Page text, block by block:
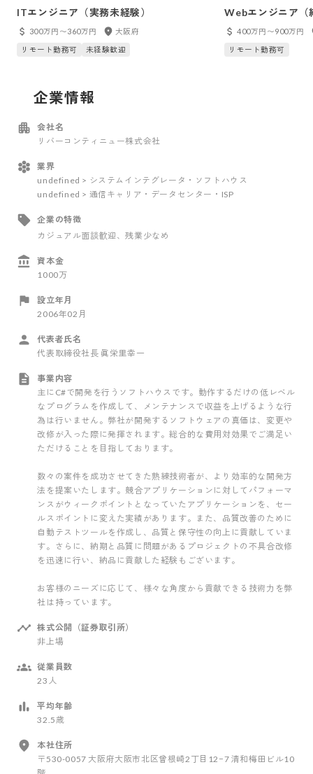
ITエンジニア（実務未経験）
300万円〜360万円
大阪府
リモート勤務可
未経験歓迎
Webエンジニア（
400万円〜900万円
リモート勤務可
企業情報
会社名
リバーコンティニュー株式会社
業界
undefined > システムインテグレータ・ソフトハウス
undefined > 通信キャリア・データセンター・ISP
企業の特徴
カジュアル面談歓迎 、残業少なめ
資本金
1000万
設立年月
2006年02月
代表者氏名
代表取締役社長 眞栄里幸一
事業内容
主にC#で開発を行うソフトハウスです。動作するだけの低レベル
なプログラムを作成して、メンテナンスで収益を上げるような行
為は行いません。弊社が開発するソフトウェアの真価は、変更や
改修が入った際に発揮されます。総合的な費用対効果でご満足い
ただけることを目指しております。
数々の案件を成功させてきた熟練技術者が、より効率的な開発方
法を提案いたします。競合アプリケーションに対してパフォーマ
ンスがウィークポイントとなっていたアプリケーションを、セー
ルスポイントに変えた実績があります。また、品質改善のために
自動テストツールを作成し、品質と保守性の向上に貢献していま
す。さらに、納期と品質に問題があるプロジェクトの不具合改修
を迅速に行い、納品に貢献した経験もございます。
お客様のニーズに応じて、様々な角度から貢献できる技術力を弊
社は持っています。
株式公開（証券取引所）
非上場
従業員数
23人
平均年齢
32.5歳
本社住所
〒530-0057 大阪府大阪市北区曾根崎2丁目12−7 清和梅田ビル10